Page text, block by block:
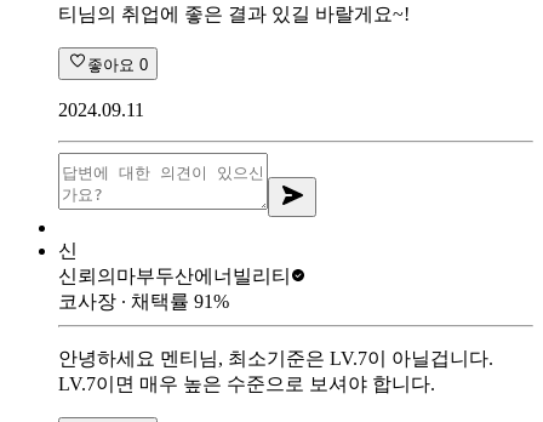
티님의 취업에 좋은 결과 있길 바랄게요~!
좋아요 0
2024.09.11
신
신뢰의마부두산에너빌리티
코사장 ∙ 채택률 91%
안녕하세요 멘티님, 최소기준은 LV.7이 아닐겁니다.
LV.7이면 매우 높은 수준으로 보셔야 합니다.